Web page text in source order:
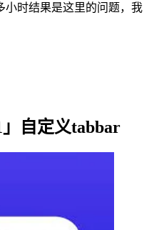
小时结果是这里的问题，我
」自定义tabbar